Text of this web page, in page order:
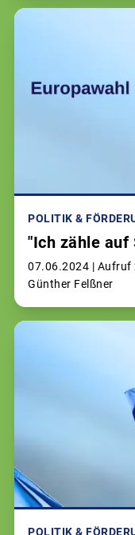
POLITIK &
"Ich zähle auf
07.06.2024 | Aufruf
Günther Felßner
POLITIK &